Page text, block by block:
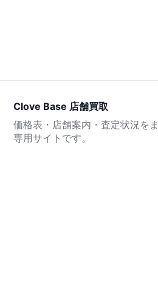
Clove Base 店舗買取
価格表・店舗案内・査定状況を
専用サイトです。